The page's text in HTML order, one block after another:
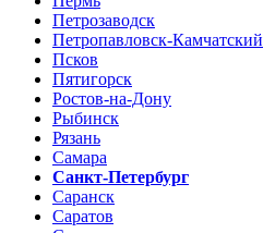
Петрозаводск
Петропавловск-Камчатский
Псков
Пятигорск
Ростов-на-Дону
Рыбинск
Рязань
Самара
Санкт-Петербург
Саранск
Саратов